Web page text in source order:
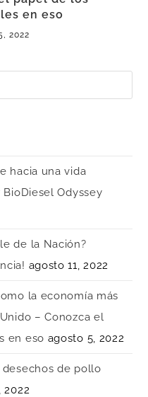
en eso
2022
hacia una vida
Odyssey
de la Nación?
agosto 11, 2022
la economía más
– Conozca el
en eso agosto 5, 2022
de pollo
2022